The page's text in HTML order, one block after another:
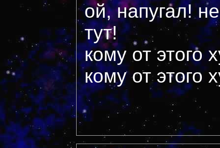
ой, напугал!
тут!
кому от этого
кому от этого